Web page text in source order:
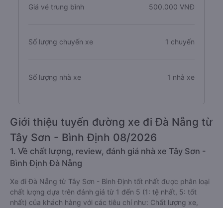
Giá vé trung bình 500.000 VNĐ
Số lượng chuyến xe 1 chuyến
Số lượng nhà xe 1 nhà xe
Giới thiệu tuyến đường xe đi Đà Nẵng từ
Tây Sơn - Bình Định 08/2026
1. Về chất lượng, review, đánh giá nhà xe Tây Sơn -
Bình Định Đà Nẵng
Xe đi Đà Nẵng từ Tây Sơn - Bình Định tốt nhất được phân loại
chất lượng dựa trên đánh giá từ 1 đến 5 (1: tệ nhất, 5: tốt
nhất) của khách hàng với các tiêu chí như: Chất lượng xe,